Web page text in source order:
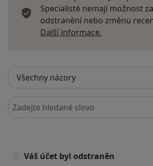
Specialisté nemají možnost
odstranění nebo změnu
Další informace.
Hledejte v názorech
Váš účet byl odstraněn